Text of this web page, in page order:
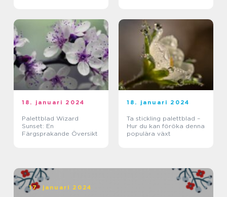
18. januari 2024
Palettblad Wizard
Sunset: En
Färgsprakande Översikt
18. januari 2024
Ta stickling palettblad –
Hur du kan föröka denna
populära växt
17. januari 2024